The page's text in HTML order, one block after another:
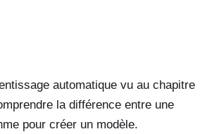
automatique vu au chapitre
la différence entre une
pour créer un modèle.